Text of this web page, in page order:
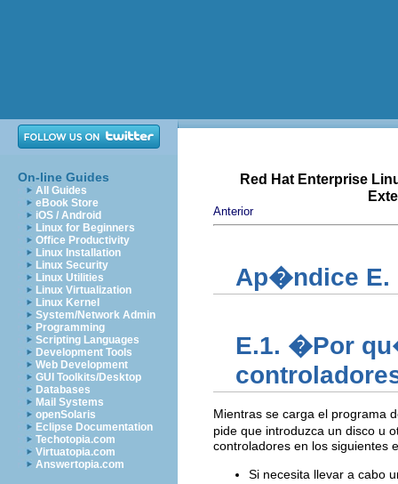
On-line Guides
All Guides
eBook Store
iOS / Android
Linux for Beginners
Office Productivity
Linux Installation
Linux Security
Linux Utilities
Linux Virtualization
Linux Kernel
System/Network Admin
Programming
Scripting Languages
Development Tools
Web Development
GUI Toolkits/Desktop
Databases
Mail Systems
openSolaris
Eclipse Documentation
Techotopia.com
Virtuatopia.com
Answertopia.com
Red Hat Enterprise
Anterior
Ap�ndice E.
E.1. �Por
Mientras se carga el programa
pide que introduzca un disco u
controladores en los siguientes
Si necesita llevar a cabo